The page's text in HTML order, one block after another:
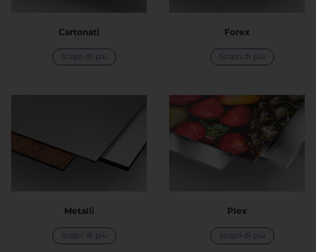
Cartonati
Scopri di più
Forex
Scopri di più
Metalli
Scopri di più
Plex
Scopri di più